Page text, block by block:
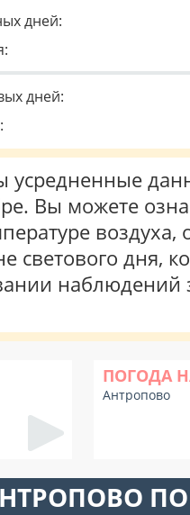
дней:
дней:
усредненные
Вы можете
воздуха,
светового дня,
наблюдений
ПОГОДА
Антропово